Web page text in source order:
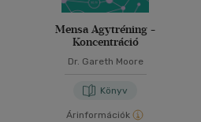
Mensa Agytréning -
Koncentráció
Dr. Gareth Moore
Könyv
Árinformációk